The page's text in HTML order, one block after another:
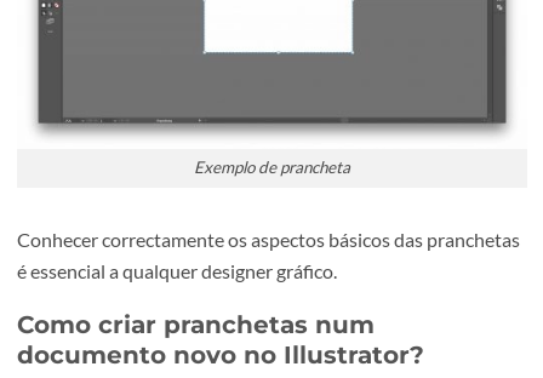
Exemplo de prancheta